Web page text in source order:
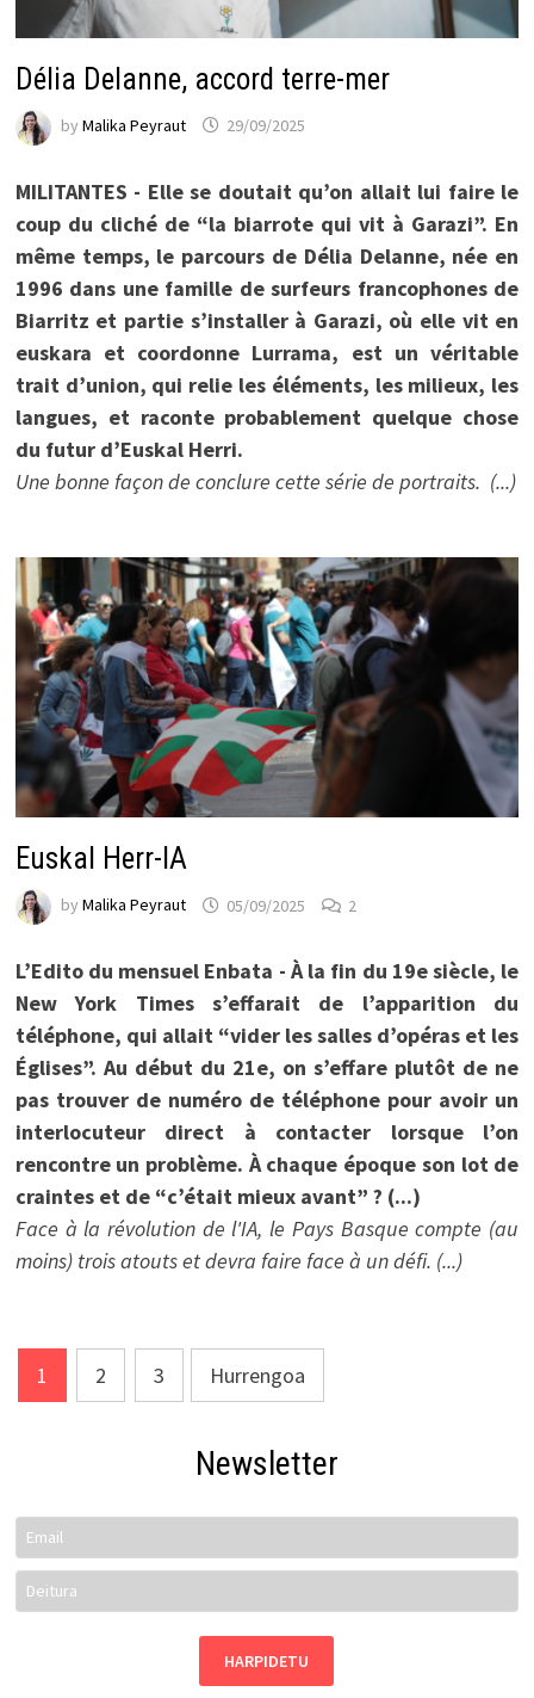
Délia Delanne, accord terre-mer
by Malika Peyraut 29/09/2025
MILITANTES - Elle se doutait qu’on allait lui faire le
coup du cliché de “la biarrote qui vit à Garazi”. En
même temps, le parcours de Délia Delanne, née en
1996 dans une famille de surfeurs francophones de
Biarritz et partie s’installer à Garazi, où elle vit en
euskara et coordonne Lurrama, est un véritable
trait d’union, qui relie les éléments, les milieux, les
langues, et raconte probablement quelque chose
du futur d’Euskal Herri.
Une bonne façon de conclure cette série de portraits. (...)
Euskal Herr-IA
by Malika Peyraut 05/09/2025 2
L’Edito du mensuel Enbata - À la fin du 19e siècle, le
New York Times s’effarait de l’apparition du
téléphone, qui allait “vider les salles d’opéras et les
Églises”. Au début du 21e, on s’effare plutôt de ne
pas trouver de numéro de téléphone pour avoir un
interlocuteur direct à contacter lorsque l’on
rencontre un problème. À chaque époque son lot de
craintes et de “c’était mieux avant” ? (...)
Face à la révolution de l'IA, le Pays Basque compte (au
moins) trois atouts et devra faire face à un défi. (...)
Posts
pagination
1 2 3 Hurrengoa
Newsletter